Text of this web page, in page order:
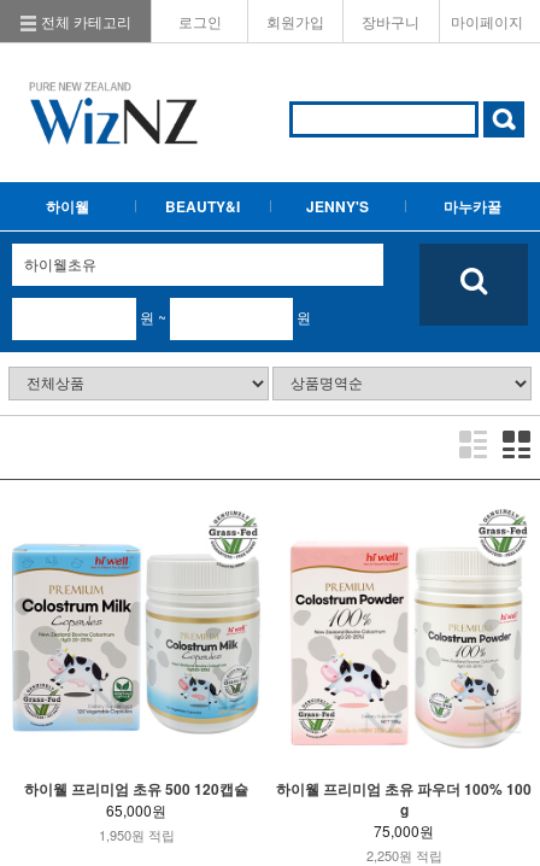
전체 카테고리 로그인 회원가입 장바구니 마이페이지
하이웰 BEAUTY&I JENNY'S 마누카꿀
원 ~ 원
하이웰 프리미엄 초유 500 120캡슐
65,000원
1,950원 적립
하이웰 프리미엄 초유 파우더 100% 100
g
75,000원
2,250원 적립